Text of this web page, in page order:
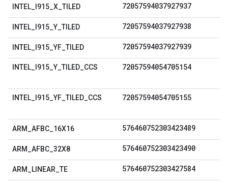
INTEL I915 X TILED 72057594037927937
INTEL I915 _Y TILED 72057594037927938
INTEL I915 _YF TILED 72057594037927939
INTEL I915 _Y TILED CCS 72057594054705154
INTEL I915 _YF TILED CCS 72057594054705155
ARM AFBC 16X16 576460752303423489
ARM AFBC 32X8 576460752303423490
ARM LINEAR TE 576460752303427584